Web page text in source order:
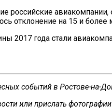
российские
отклонение на 15 и более
2017 года стали
событий в Ростове-на-
или прислать